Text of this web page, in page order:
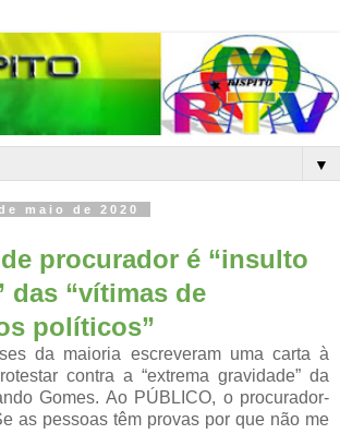
▼
maio de 2020
procurador é “insulto
das “vítimas de
políticos”
da maioria escreveram uma carta à
contra a “extrema gravidade” da
Gomes. Ao PÚBLICO, o procurador-
as pessoas têm provas por que não me